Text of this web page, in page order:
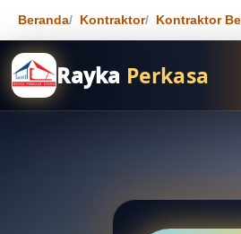
Beranda Kontraktor Kontraktor
Rayka Perkasa